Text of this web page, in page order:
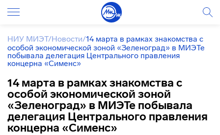
НИУ МИЭТ/Новости/14 марта в рамках знакомства с
особой экономической зоной «Зеленоград» в МИЭТе
побывала делегация Центрального правления
концерна «Сименс»
14 марта в рамках знакомства с
особой экономической зоной
«Зеленоград» в МИЭТе побывала
делегация Центрального правления
концерна «Сименс»